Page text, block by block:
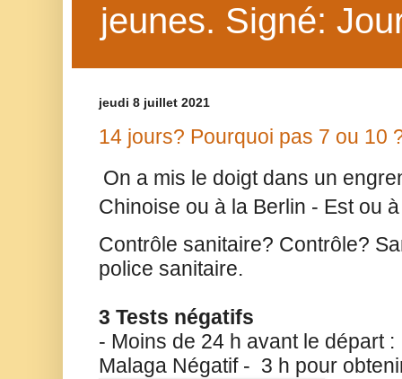
jeunes. Signé:
jeudi 8 juillet 2021
14 jours? Pourquoi pas 7 ou 10
On a mis le doigt dans un
Chinoise ou à la Berlin - Est ou
Contrôle sanitaire? Contrôle?
police sanitaire.
3 Tests négatifs
- Moins de 24 h avant le départ :
Malaga Négatif - 3 h pour